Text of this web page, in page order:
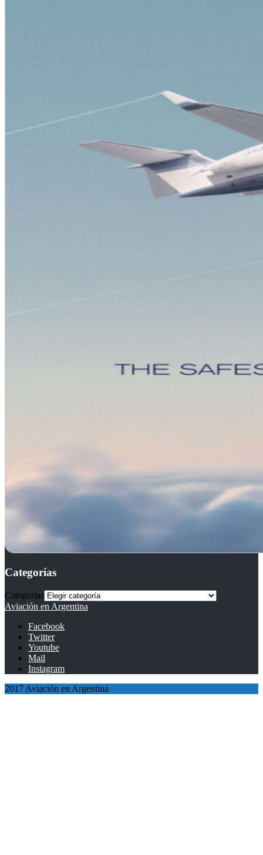
Categorías
Categorías
Aviación en Argentina
Facebook
Twitter
Youtube
Mail
Instagram
2017 Aviación en Argentina